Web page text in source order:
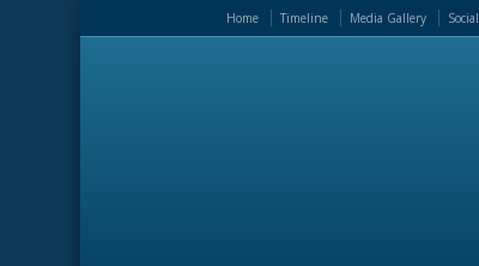
Home Timeline Media Gallery Social